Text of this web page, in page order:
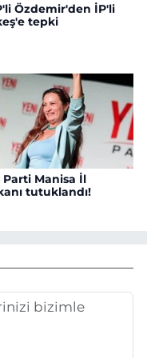
Özdemir'den İP'li
tepki
Parti Manisa İl
tutuklandı!